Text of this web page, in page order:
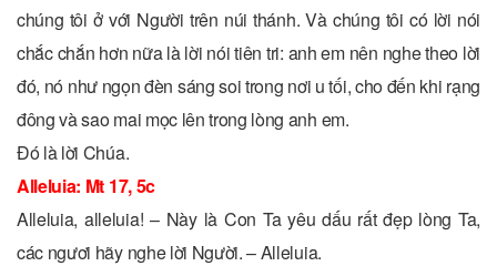
chúng tôi ở với Người trên núi thánh. Và chúng tôi có lời nói
chắc chắn hơn nữa là lời nói tiên tri: anh em nên nghe theo lời
đó, nó như ngọn đèn sáng soi trong nơi u tối, cho đến khi rạng
đông và sao mai mọc lên trong lòng anh em.
Ðó là lời Chúa.
Alleluia: Mt 17, 5c
Alleluia, alleluia! – Này là Con Ta yêu dấu rất đẹp lòng Ta,
các ngươi hãy nghe lời Người. – Alleluia.